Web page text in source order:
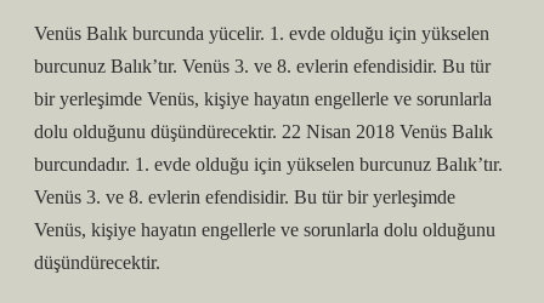
Venüs Balık burcunda yücelir. 1. evde olduğu için yükselen
burcunuz Balık’tır. Venüs 3. ve 8. evlerin efendisidir. Bu tür
bir yerleşimde Venüs, kişiye hayatın engellerle ve sorunlarla
dolu olduğunu düşündürecektir. 22 Nisan 2018 Venüs Balık
burcundadır. 1. evde olduğu için yükselen burcunuz Balık’tır.
Venüs 3. ve 8. evlerin efendisidir. Bu tür bir yerleşimde
Venüs, kişiye hayatın engellerle ve sorunlarla dolu olduğunu
düşündürecektir.